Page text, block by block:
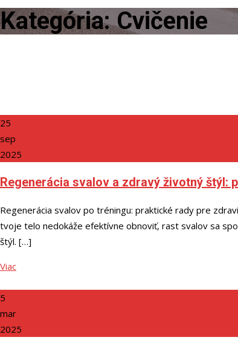
Kategória:Cvičenie
25
sep
2025
Regenerácia svalov a zdravý životný štýl:
Regenerácia svalov po tréningu: praktické rady pre
tvoje telo nedokáže efektívne obnoviť, rast svalov sa
štýl. […]
Viac
5
mar
2025